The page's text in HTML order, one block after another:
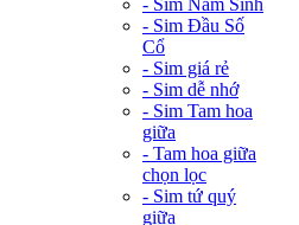
- Sim Đầu Số
Cổ
- Sim giá rẻ
- Sim dễ nhớ
- Sim Tam hoa
giữa
- Tam hoa giữa
chọn lọc
- Sim tứ quý
giữa